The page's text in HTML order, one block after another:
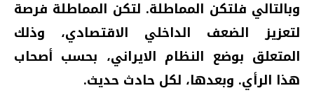
وبالتالي فلتكن المماطلة. لتكن المماطلة فرصة
لتعزيز الضعف الداخلي الاقتصادي، وذلك
المتعلق بوضع النظام الايراني، بحسب أصحاب
هذا الرأي. وبعدها، لكل حادث حديث.